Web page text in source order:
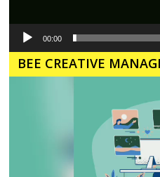
00:00
BEE CREATIVE